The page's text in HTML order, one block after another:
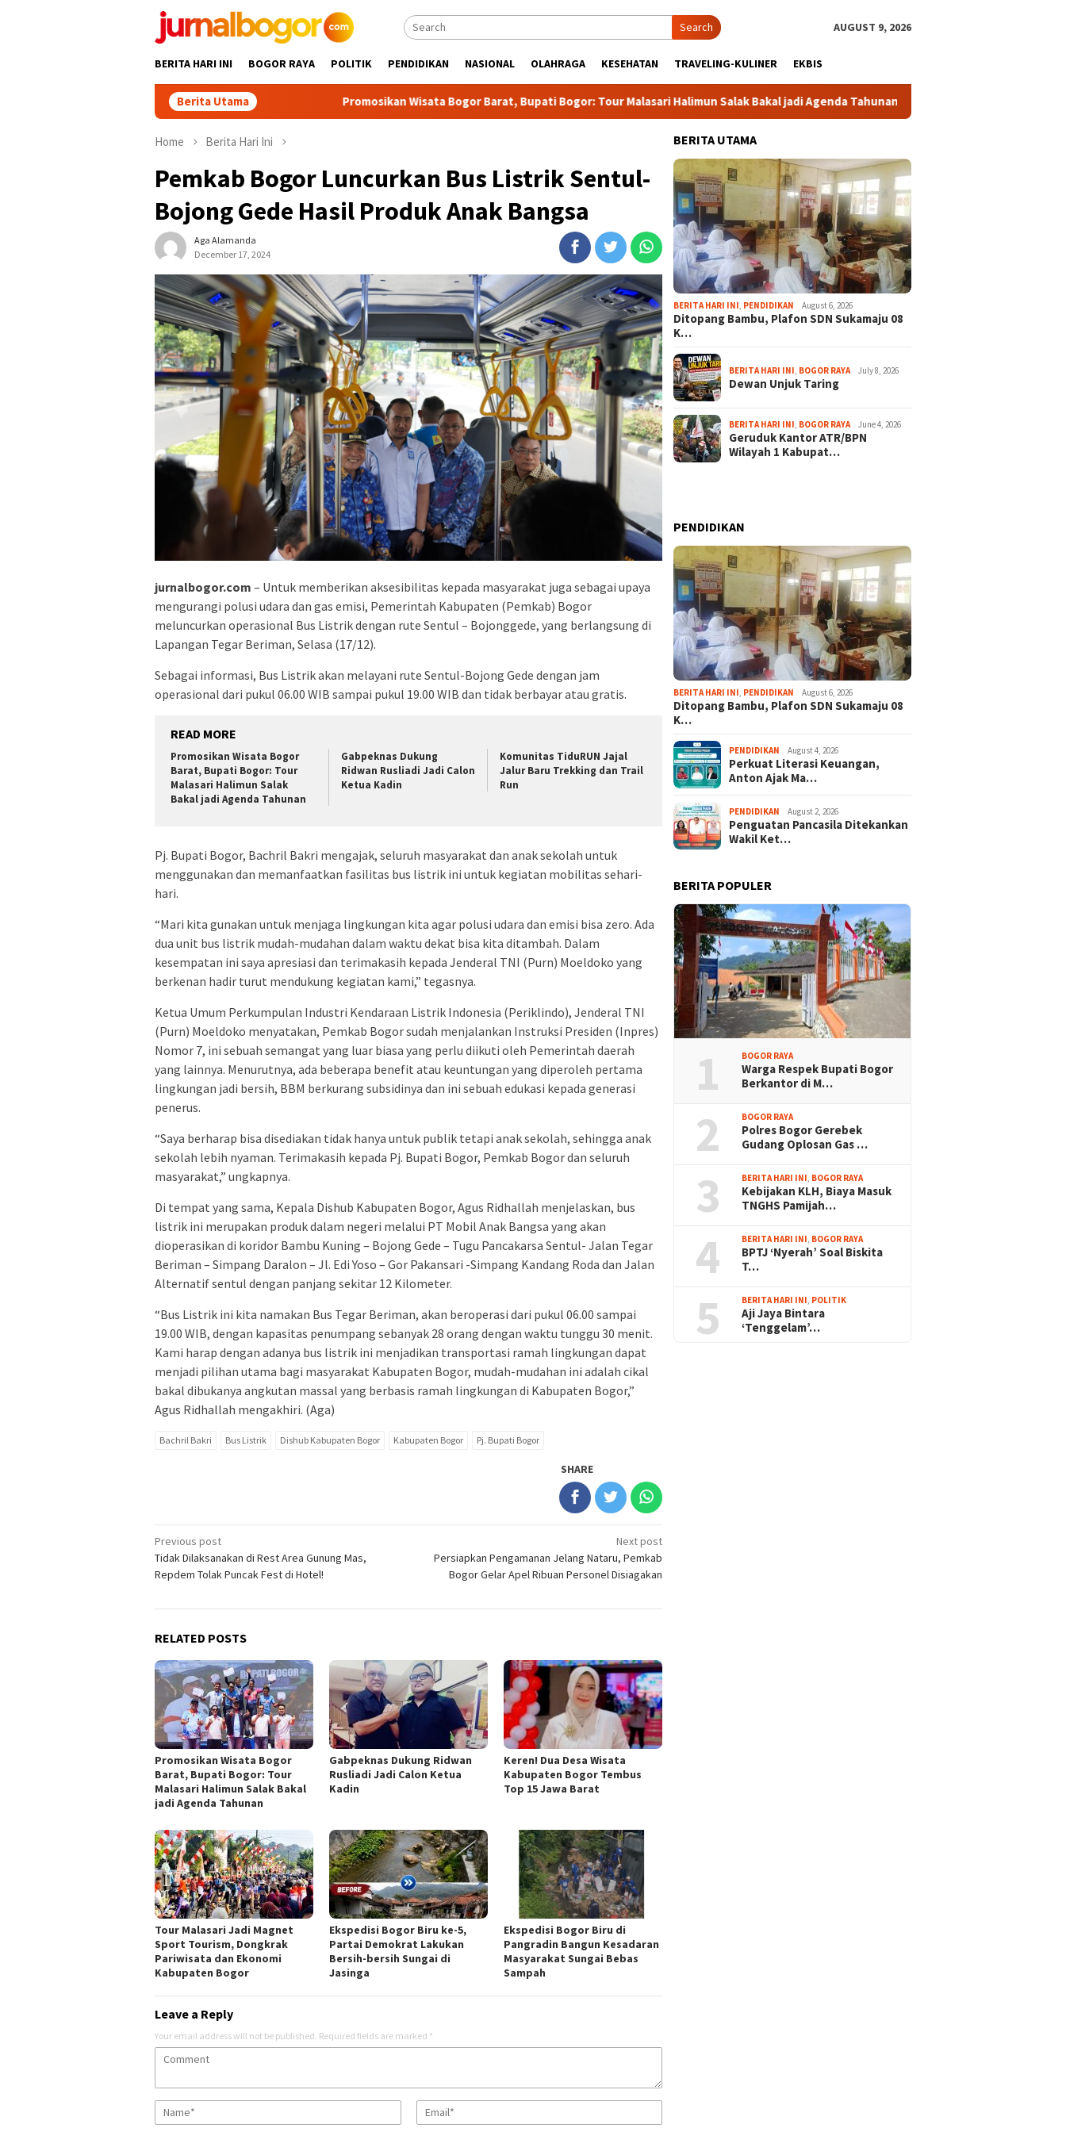
Search AUGUST 9, 2026
BERITA HARI INI BOGOR RAYA POLITIK PENDIDIKAN NASIONAL OLAHRAGA KESEHATAN TRAVELING-KULINER EKBIS
Berita Utama Promosikan Wisata Bogor Barat, Bupati Bogor: Tour Malasari Halimun Salak Bakal jadi Agenda Tahunan Gabpeknas Dukung Ridwan Rusliadi
Home Berita Hari Ini
Pemkab Bogor Luncurkan Bus Listrik Sentul-
Bojong Gede Hasil Produk Anak Bangsa
Aga Alamanda
December 17, 2024
jurnalbogor.com – Untuk memberikan aksesibilitas kepada masyarakat juga sebagai upaya
mengurangi polusi udara dan gas emisi, Pemerintah Kabupaten (Pemkab) Bogor
meluncurkan operasional Bus Listrik dengan rute Sentul – Bojonggede, yang berlangsung di
Lapangan Tegar Beriman, Selasa (17/12).
Sebagai informasi, Bus Listrik akan melayani rute Sentul-Bojong Gede dengan jam
operasional dari pukul 06.00 WIB sampai pukul 19.00 WIB dan tidak berbayar atau gratis.
READ MORE
Promosikan Wisata Bogor
Barat, Bupati Bogor: Tour
Malasari Halimun Salak
Bakal jadi Agenda Tahunan
Gabpeknas Dukung
Ridwan Rusliadi Jadi Calon
Ketua Kadin
Komunitas TiduRUN Jajal
Jalur Baru Trekking dan Trail
Run
Pj. Bupati Bogor, Bachril Bakri mengajak, seluruh masyarakat dan anak sekolah untuk
menggunakan dan memanfaatkan fasilitas bus listrik ini untuk kegiatan mobilitas sehari-
hari.
“Mari kita gunakan untuk menjaga lingkungan kita agar polusi udara dan emisi bisa zero. Ada
dua unit bus listrik mudah-mudahan dalam waktu dekat bisa kita ditambah. Dalam
kesempatan ini saya apresiasi dan terimakasih kepada Jenderal TNI (Purn) Moeldoko yang
berkenan hadir turut mendukung kegiatan kami,” tegasnya.
Ketua Umum Perkumpulan Industri Kendaraan Listrik Indonesia (Periklindo), Jenderal TNI
(Purn) Moeldoko menyatakan, Pemkab Bogor sudah menjalankan Instruksi Presiden (Inpres)
Nomor 7, ini sebuah semangat yang luar biasa yang perlu diikuti oleh Pemerintah daerah
yang lainnya. Menurutnya, ada beberapa benefit atau keuntungan yang diperoleh pertama
lingkungan jadi bersih, BBM berkurang subsidinya dan ini sebuah edukasi kepada generasi
penerus.
“Saya berharap bisa disediakan tidak hanya untuk publik tetapi anak sekolah, sehingga anak
sekolah lebih nyaman. Terimakasih kepada Pj. Bupati Bogor, Pemkab Bogor dan seluruh
masyarakat,” ungkapnya.
Di tempat yang sama, Kepala Dishub Kabupaten Bogor, Agus Ridhallah menjelaskan, bus
listrik ini merupakan produk dalam negeri melalui PT Mobil Anak Bangsa yang akan
dioperasikan di koridor Bambu Kuning – Bojong Gede – Tugu Pancakarsa Sentul- Jalan Tegar
Beriman – Simpang Daralon – Jl. Edi Yoso – Gor Pakansari -Simpang Kandang Roda dan Jalan
Alternatif sentul dengan panjang sekitar 12 Kilometer.
“Bus Listrik ini kita namakan Bus Tegar Beriman, akan beroperasi dari pukul 06.00 sampai
19.00 WIB, dengan kapasitas penumpang sebanyak 28 orang dengan waktu tunggu 30 menit.
Kami harap dengan adanya bus listrik ini menjadikan transportasi ramah lingkungan dapat
menjadi pilihan utama bagi masyarakat Kabupaten Bogor, mudah-mudahan ini adalah cikal
bakal dibukanya angkutan massal yang berbasis ramah lingkungan di Kabupaten Bogor,”
Agus Ridhallah mengakhiri. (Aga)
Bachril Bakri Bus Listrik Dishub Kabupaten Bogor Kabupaten Bogor Pj. Bupati Bogor
SHARE
Post
navigation
Previous post
Tidak Dilaksanakan di Rest Area Gunung Mas,
Repdem Tolak Puncak Fest di Hotel!
Next post
Persiapkan Pengamanan Jelang Nataru, Pemkab
Bogor Gelar Apel Ribuan Personel Disiagakan
RELATED POSTS
Promosikan Wisata Bogor
Barat, Bupati Bogor: Tour
Malasari Halimun Salak Bakal
jadi Agenda Tahunan
Gabpeknas Dukung Ridwan
Rusliadi Jadi Calon Ketua
Kadin
Keren! Dua Desa Wisata
Kabupaten Bogor Tembus
Top 15 Jawa Barat
Tour Malasari Jadi Magnet
Sport Tourism, Dongkrak
Pariwisata dan Ekonomi
Kabupaten Bogor
Ekspedisi Bogor Biru ke-5,
Partai Demokrat Lakukan
Bersih-bersih Sungai di
Jasinga
Ekspedisi Bogor Biru di
Pangradin Bangun Kesadaran
Masyarakat Sungai Bebas
Sampah
Leave a Reply
Your email address will not be published. Required fields are marked *
BERITA UTAMA
BERITA HARI INI PENDIDIKAN August 6, 2026
Ditopang Bambu, Plafon SDN Sukamaju 08
K…
BERITA HARI INI BOGOR RAYA July 8, 2026
Dewan Unjuk Taring
BERITA HARI INI BOGOR RAYA June 4, 2026
Geruduk Kantor ATR/BPN
Wilayah 1 Kabupat…
PENDIDIKAN
BERITA HARI INI PENDIDIKAN August 6, 2026
Ditopang Bambu, Plafon SDN Sukamaju 08
K…
PENDIDIKAN August 4, 2026
Perkuat Literasi Keuangan,
Anton Ajak Ma…
PENDIDIKAN August 2, 2026
Penguatan Pancasila Ditekankan
Wakil Ket…
BERITA POPULER
1 BOGOR RAYA
Warga Respek Bupati Bogor
Berkantor di M…
2 BOGOR RAYA
Polres Bogor Gerebek
Gudang Oplosan Gas …
3 BERITA HARI INI, BOGOR RAYA
Kebijakan KLH, Biaya Masuk
TNGHS Pamijah…
4 BERITA HARI INI, BOGOR RAYA
BPTJ ‘Nyerah’ Soal Biskita
T…
5 BERITA HARI INI, POLITIK
Aji Jaya Bintara
‘Tenggelam’…